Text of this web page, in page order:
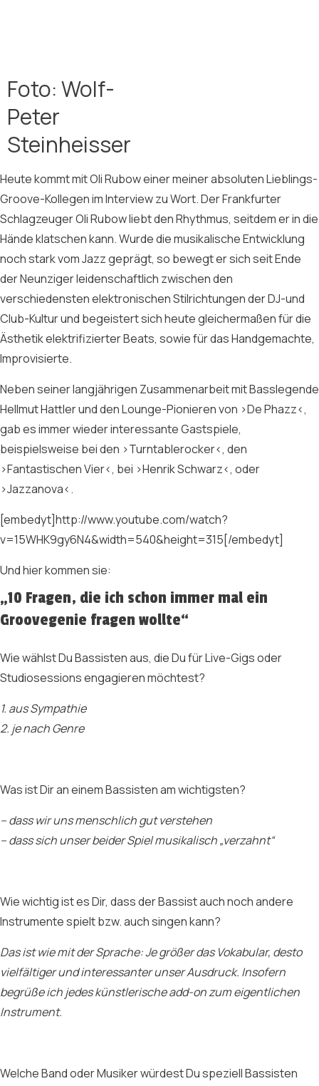
Foto: Wolf-
Peter
Steinheisser
Heute kommt mit Oli Rubow einer meiner absoluten Lieblings-
Groove-Kollegen im Interview zu Wort. Der Frankfurter
Schlagzeuger Oli Rubow liebt den Rhythmus, seitdem er in die
Hände klatschen kann. Wurde die musikalische Entwicklung
noch stark vom Jazz geprägt, so bewegt er sich seit Ende
der Neunziger leidenschaftlich zwischen den
verschiedensten elektronischen Stilrichtungen der DJ-und
Club-Kultur und begeistert sich heute gleichermaßen für die
Ästhetik elektrifizierter Beats, sowie für das Handgemachte,
Improvisierte.
Neben seiner langjährigen Zusammenarbeit mit Basslegende
Hellmut Hattler und den Lounge-Pionieren von ›De Phazz‹,
gab es immer wieder interessante Gastspiele,
beispielsweise bei den ›Turntablerocker‹, den
›Fantastischen Vier‹, bei ›Henrik Schwarz‹, oder
›Jazzanova‹.
[embedyt]http://www.youtube.com/watch?
v=15WHK9gy6N4&width=540&height=315[/embedyt]
Und hier kommen sie:
„10 Fragen, die ich schon immer mal ein
Groovegenie fragen wollte“
Wie wählst Du Bassisten aus, die Du für Live-Gigs oder
Studiosessions engagieren möchtest?
1. aus Sympathie
2. je nach Genre
Was ist Dir an einem Bassisten am wichtigsten?
– dass wir uns menschlich gut verstehen
– dass sich unser beider Spiel musikalisch „verzahnt“
Wie wichtig ist es Dir, dass der Bassist auch noch andere
Instrumente spielt bzw. auch singen kann?
Das ist wie mit der Sprache: Je größer das Vokabular, desto
vielfältiger und interessanter unser Ausdruck. Insofern
begrüße ich jedes künstlerische add-on zum eigentlichen
Instrument.
Welche Band oder Musiker würdest Du speziell Bassisten